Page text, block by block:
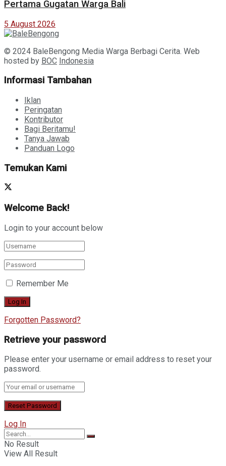
Pertama Gugatan Warga Bali
5 August 2026
© 2024 BaleBengong Media Warga Berbagi Cerita. Web
hosted by BOC Indonesia
Informasi Tambahan
Iklan
Peringatan
Kontributor
Bagi Beritamu!
Tanya Jawab
Panduan Logo
Temukan Kami
Welcome Back!
Login to your account below
Remember Me
Forgotten Password?
Retrieve your password
Please enter your username or email address to reset your
password.
Log In
No Result
View All Result